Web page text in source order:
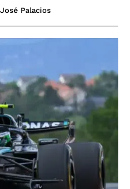
Palacios